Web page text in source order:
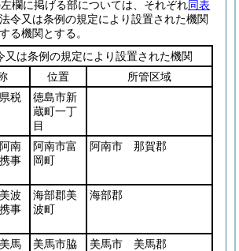
欄に掲げる部については、それぞれ同表
令又は条例の規定により設置された機関
る機関とする。
又は条例の規定により設置された機関
位置
所管区域
税
徳島市新
蔵町一丁
目
南
事
阿南市富
岡町
阿南市 那賀郡
波
事
海部郡美
波町
海部郡
馬
美馬市脇
美馬市 美馬郡